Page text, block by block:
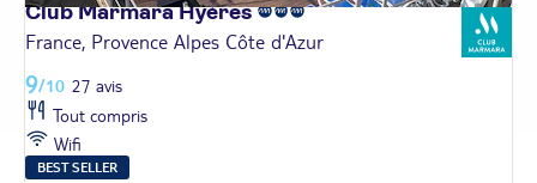
Club MarmaraHyères
France, Provence Alpes Côte d'Azur
9/10 27 avis
Tout compris
Wifi
BEST SELLER